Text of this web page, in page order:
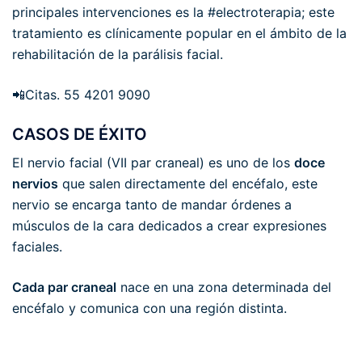
principales intervenciones es la #electroterapia; este
tratamiento es clínicamente popular en el ámbito de la
rehabilitación de la parálisis facial.
📲Citas. 55 4201 9090
CASOS DE ÉXITO
El nervio facial (VII par craneal) es uno de los doce
nervios que salen directamente del encéfalo, este
nervio se encarga tanto de mandar órdenes a
músculos de la cara dedicados a crear expresiones
faciales.
Cada par craneal nace en una zona determinada del
encéfalo y comunica con una región distinta.